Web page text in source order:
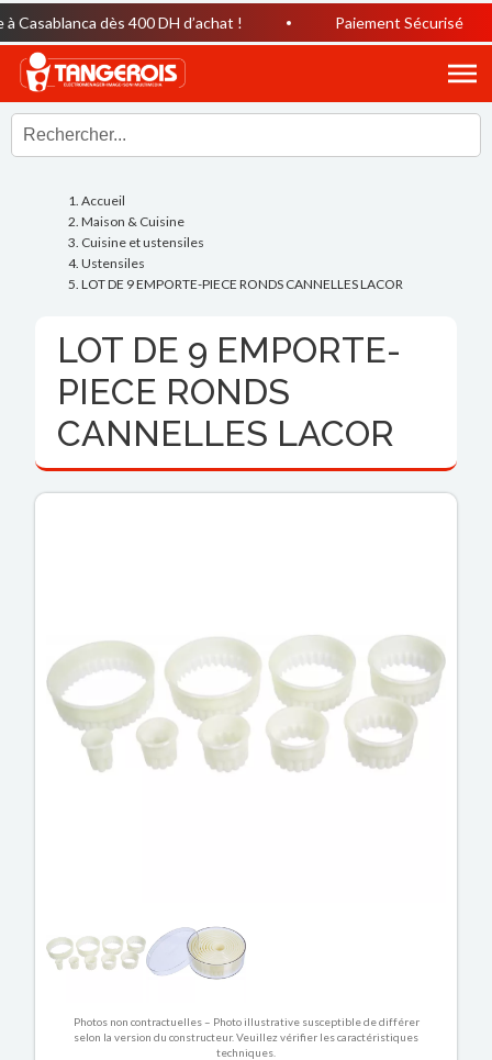
dès 400 DH d’achat ! Paiement Sécurisé
Accueil
Maison & Cuisine
Cuisine et ustensiles
Ustensiles
LOT DE 9 EMPORTE-PIECE RONDS CANNELLES LACOR
LOT DE 9 EMPORTE-
PIECE RONDS
CANNELLES LACOR
Photos non contractuelles – Photo illustrative susceptible de différer
selon la version du constructeur. Veuillez vérifier les caractéristiques
techniques.